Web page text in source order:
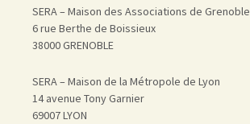
SERA – Maison des Associations de Grenoble
6 rue Berthe de Boissieux
38000 GRENOBLE
SERA – Maison de la Métropole de Lyon
14 avenue Tony Garnier
69007 LYON